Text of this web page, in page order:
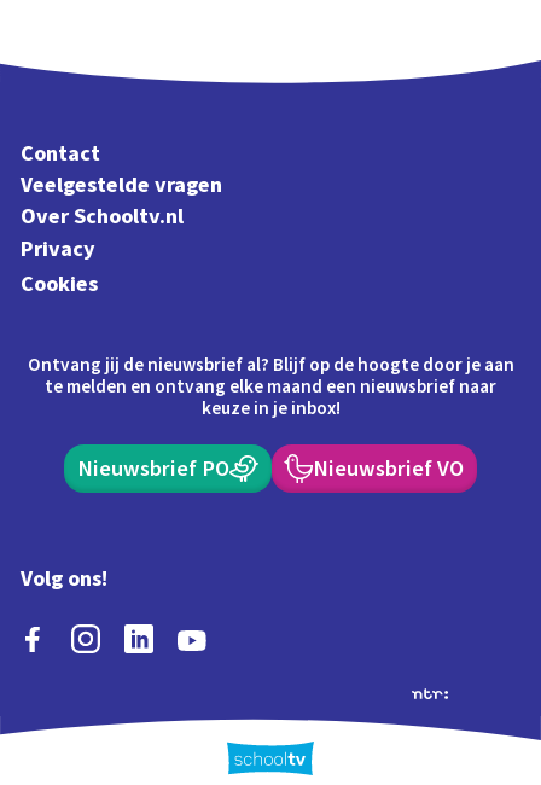
Contact
Veelgestelde vragen
Over Schooltv.nl
Privacy
Cookies
Ontvang jij de nieuwsbrief al? Blijf op de hoogte door je aan
te melden en ontvang elke maand een nieuwsbrief naar
keuze in je inbox!
Nieuwsbrief PO Nieuwsbrief VO
Volg ons!